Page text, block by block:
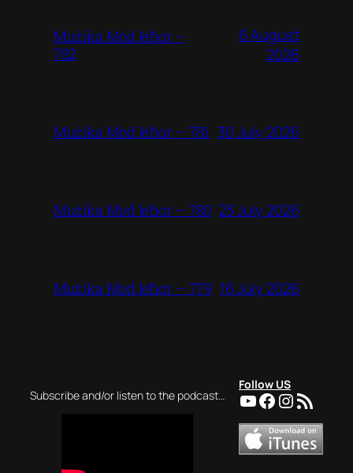
Mużika Mod Ieħor –
782
6 August
2026
Mużika Mod Ieħor – 781 30 July 2026
Mużika Mod Ieħor – 780 23 July 2026
Mużika Mod Ieħor – 779 16 July 2026
Subscribe and/or listen to the podcast…
Follow US
YouTube
Facebook
RSS Feed